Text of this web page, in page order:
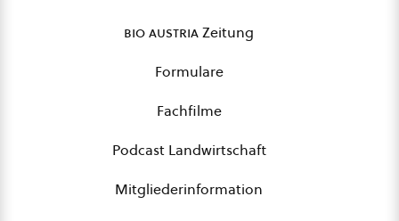
bio austriaZeitung
Formulare
Fachfilme
Podcast Landwirtschaft
Mitgliederinformation